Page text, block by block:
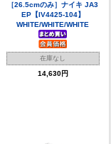
［26.5cmのみ］ナイキ JA3
EP【IV4425-104】
WHITE/WHITE/WHITE
在庫なし
14,630円